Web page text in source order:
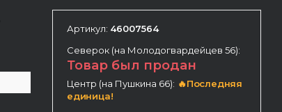
Артикул: 46007564
Северок (на Молодогвардейцев 56):
Товар был продан
Центр (на Пушкина 66): 🔥Последняя
единица!